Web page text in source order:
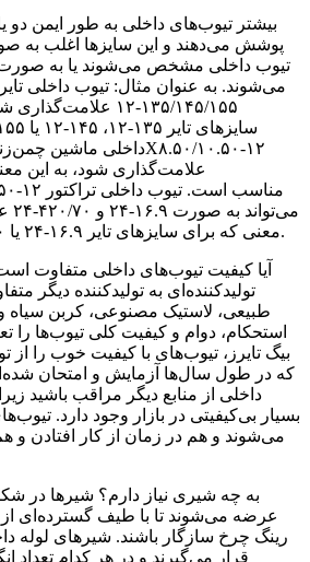
بیشتر تیوب‌های داخلی به طور ایمن دو
پوشش می‌دهند و این سایزها اغلب به
تیوب داخلی مشخص می‌شوند یا به صورت
می‌شوند. به عنوان مثال: تیوب داخلی
۱۳۵/۱۴۵/۱۵۵-۱۲
علامت‌گذاری شود، به این
معنی که برای سایزهای تایر ۱۶.۹-۲۴ یا ۴۲۰/۷۰-۲۴ مناسب است.
آیا کیفیت تیوب‌های داخلی متفاوت
تولیدکننده‌ای به تولیدکننده دیگر
طبیعی، لاستیک مصنوعی، کربن سیاه و
استحکام، دوام و کیفیت کلی تیوب‌ها را
بیگ تایرز، تیوب‌های با کیفیت خوب را از
که در طول سال‌ها آزمایش و امتحان
داخلی از منابع دیگر مراقب باشید
بسیار بی‌کیفیتی در بازار وجود دارد.
می‌شوند و هم در زمان از کار افتادن و
به چه شیری نیاز دارم؟ شیرها در
عرضه می‌شوند تا با طیف گسترده‌ای از
رینگ چرخ سازگار باشند. شیرهای لوله
قرار می‌گیرند و در هر کدام